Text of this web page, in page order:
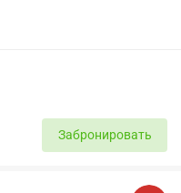
Забронировать